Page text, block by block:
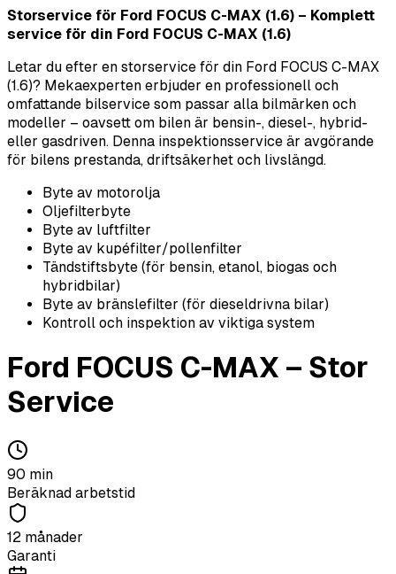
Storservice för Ford FOCUS C-MAX (1.6) – Komplett
service för din Ford FOCUS C-MAX (1.6)
Letar du efter en storservice för din Ford FOCUS C-MAX
(1.6)? Mekaexperten erbjuder en professionell och
omfattande bilservice som passar alla bilmärken och
modeller – oavsett om bilen är bensin-, diesel-, hybrid-
eller gasdriven. Denna inspektionsservice är avgörande
för bilens prestanda, driftsäkerhet och livslängd.
Byte av motorolja
Oljefilterbyte
Byte av luftfilter
Byte av kupéfilter/pollenfilter
Tändstiftsbyte (för bensin, etanol, biogas och
hybridbilar)
Byte av bränslefilter (för dieseldrivna bilar)
Kontroll och inspektion av viktiga system
Ford FOCUS C-MAX – Stor
Service
90 min
Beräknad arbetstid
12 månader
Garanti